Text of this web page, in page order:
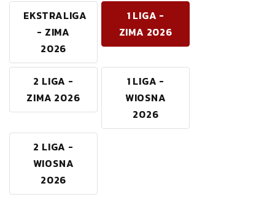
EKSTRALIGA
- ZIMA
2026
1 LIGA -
ZIMA 2026
2 LIGA -
ZIMA 2026
1 LIGA -
WIOSNA
2026
2 LIGA -
WIOSNA
2026